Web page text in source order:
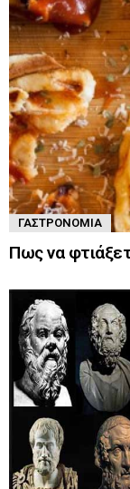
ΓΑΣΤΡΟΝΟΜΊΑ
Πως να